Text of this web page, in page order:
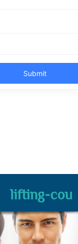
lifting-cou